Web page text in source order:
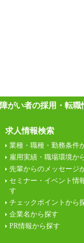
障がい者の採用・転
求人情報検索
業種・職種・勤務条件
雇用実績・職場環境か
先輩からのメッセージ
セミナー・イベント情
す
チェックポイントから
企業名から探す
PR情報から探す